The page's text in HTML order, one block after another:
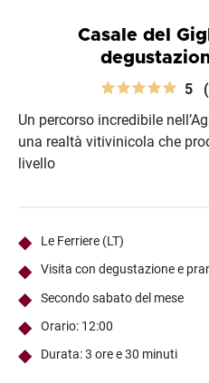
Casale del
5
Un percorso incredibile
una realtà vitivinicola che
livello
Le Ferriere (LT)
Visita con degustazione e
Secondo sabato del mese
Orario: 12:00
Durata: 3 ore e 30 minuti